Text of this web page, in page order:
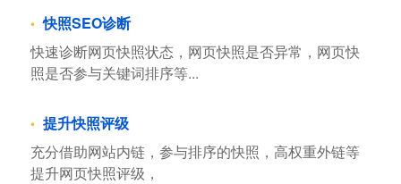
快照SEO诊断
快速诊断网页快照状态，网页快照是否异常，网页快
照是否参与关键词排序等...
提升快照评级
充分借助网站内链，参与排序的快照，高权重外链等
提升网页快照评级，